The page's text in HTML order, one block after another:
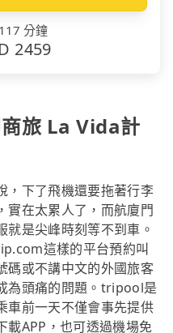
117 分鐘
2459
旅 La Vida計
，下了飛機還要拖著行李
實在太累人了，而航廈門
就是尖峰時刻等不到車。
這樣的平台預約叫
碼或不講中文的外國旅客
為頭痛的問題。tripool是
車前一天不僅會事先提供
載APP，也可透過機場免